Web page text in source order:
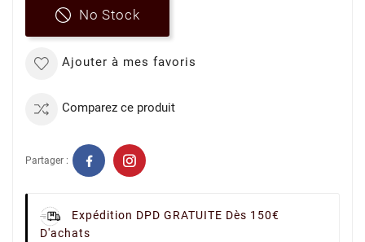
No Stock
Ajouter à mes favoris
Comparez ce produit
Partager :
Expédition DPD GRATUITE Dès 150€
D'achats